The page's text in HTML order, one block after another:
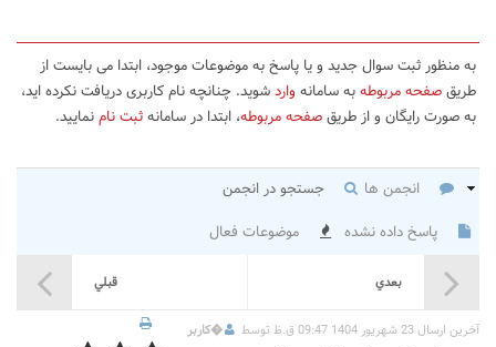
به منظور ثبت سوال جدید و یا پاسخ به موضوعات موجود، ابتدا می بایست از
طریقصفحه مربوطهبه سامانه واردشوید. چنانچه نام کاربری دریافت نکرده اید،
به صورت رایگان و از طریقصفحه مربوطه، ابتدا در سامانهثبت نامنمایید.
انجمن ها
جستجو در انجمن
پاسخ داده نشده
موضوعات فعال
قبلي بعدي
آخرين ارسال 23 شهریور 1404 09:47 ق.ظ توسط �کاربر